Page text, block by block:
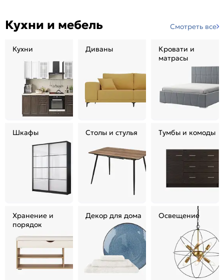
Кухни и мебель Смотреть все
Кухни Диваны
Кровати и
матрасы
Шкафы Столы и стулья Тумбы и комоды
Хранение и
порядок
Декор для дома Освещение